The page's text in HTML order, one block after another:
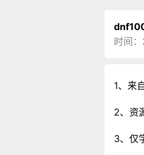
时间
1、来
2、资
3、仅